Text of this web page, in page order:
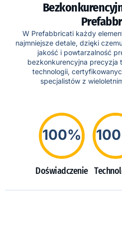
W Prefabbricati każdy
najmniejsze detale, dzięki
jakość i powtarzalność
bezkonkurencyjna precyzja
technologii,
specjalistów z
100%
Doświadczenie